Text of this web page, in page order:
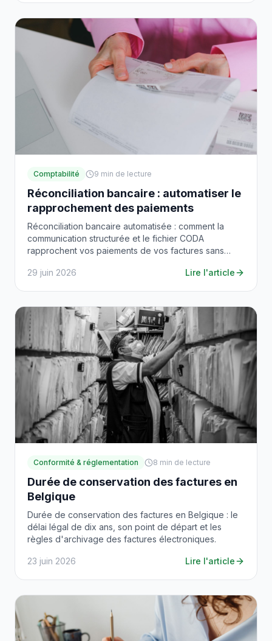
Comptabilité 9 min de lecture
Réconciliation bancaire : automatiser le
rapprochement des paiements
Réconciliation bancaire automatisée : comment la
communication structurée et le fichier CODA
rapprochent vos paiements de vos factures sans
29 juin 2026
Lire l'article
Conformité & réglementation 8 min de lecture
Durée de conservation des factures en
Belgique
Durée de conservation des factures en Belgique : le
délai légal de dix ans, son point de départ et les
règles d'archivage des factures électroniques.
23 juin 2026 Lire l'article